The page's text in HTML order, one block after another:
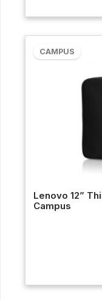
CAMPUS
Lenovo 12”
Campus